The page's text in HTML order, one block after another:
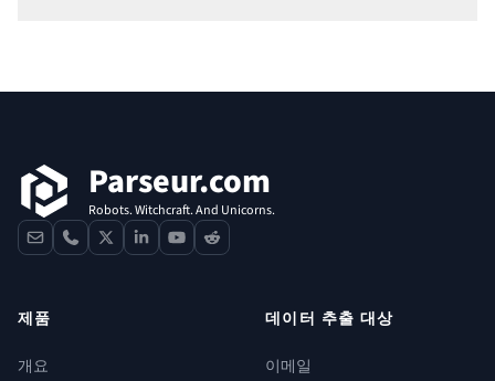
Parseur.com
Robots. Witchcraft. And Unicorns.
contactphone
x linkedinyoutube
reddit
제품
개요
데이터 추출 대상
이메일